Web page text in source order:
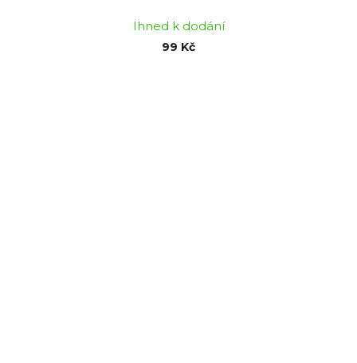
Ihned k dodání
99 Kč